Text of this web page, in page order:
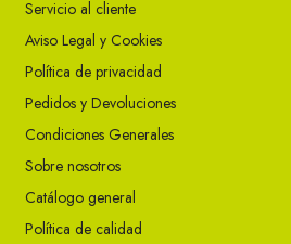
Servicio al cliente
Aviso Legal y Cookies
Política de privacidad
Pedidos y Devoluciones
Condiciones Generales
Sobre nosotros
Catálogo general
Política de calidad